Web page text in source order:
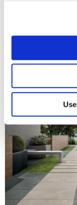
If you allow, we
Collect
location
Identify
specific
Find out more
and set your
We use cookies to
provide social
We also share
our social media,
may combine it
provided to them
Multiforme
СТИЛИСТИЧЕСКАЯ